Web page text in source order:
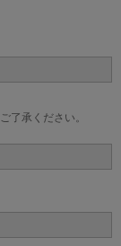
了承ください。